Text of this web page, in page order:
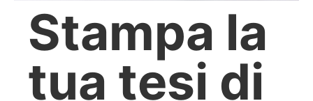
Stampa la
tua tesi di